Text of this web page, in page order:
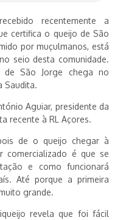
recentemente a
certifica o queijo de São
por muçulmanos, está
seio desta comunidade.
de São Jorge chega no
Saudita.
Aguiar, presidente da
recente à RL Açores.
de o queijo chegar à
comercializado é que se
e como funcionará
Até porque a primeira
grande.
revela que foi fácil